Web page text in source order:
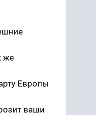
же
Европы
ваши